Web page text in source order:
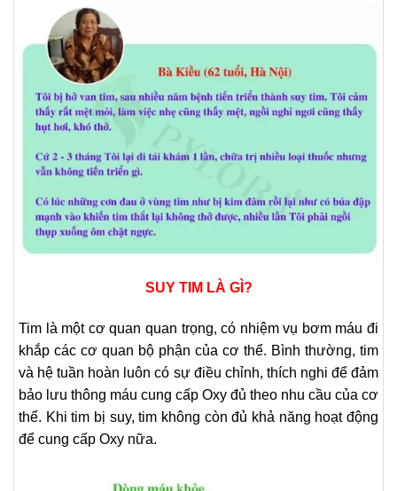
SUY TIM LÀ GÌ?
Tim là một cơ quan quan trọng, có nhiệm vụ bơm máu đi
khắp các cơ quan bộ phận của cơ thể. Bình thường, tim
và hệ tuần hoàn luôn có sự điều chỉnh, thích nghi để đảm
bảo lưu thông máu cung cấp Oxy đủ theo nhu cầu của cơ
thể. Khi tim bị suy, tim không còn đủ khả năng hoạt động
để cung cấp Oxy nữa.